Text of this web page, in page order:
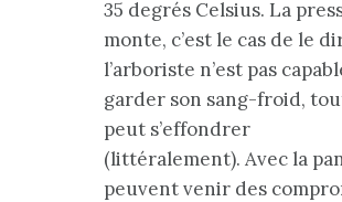
35 degrés Celsius. La
monte, c’est le cas de le
l’arboriste n’est pas
garder son sang-froid,
peut s’effondrer
(littéralement). Avec la
peuvent venir des